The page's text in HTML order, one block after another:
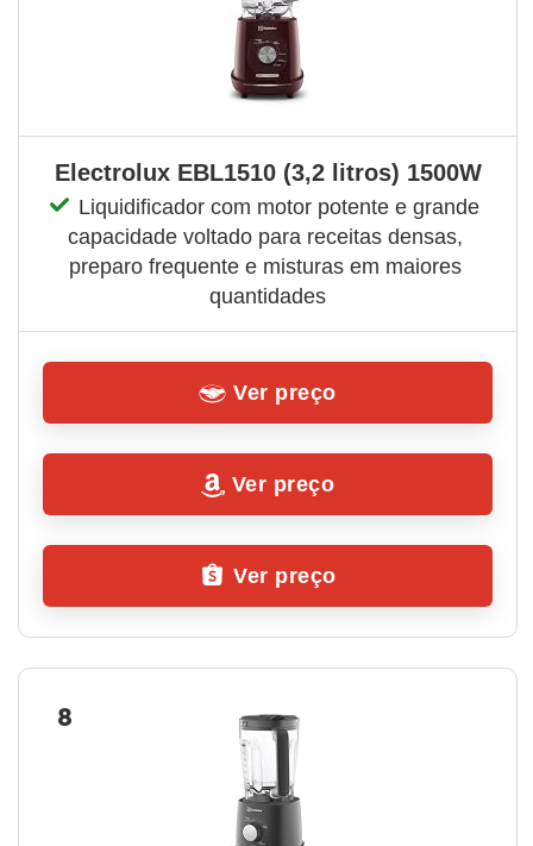
Electrolux EBL1510 (3,2 litros) 1500W
Liquidificador com motor potente e grande
capacidade voltado para receitas densas,
preparo frequente e misturas em maiores
quantidades
Ver preço
Ver preço
Ver preço
8